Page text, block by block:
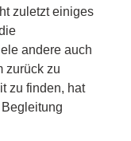
zuletzt einiges
andere auch
zurück zu
zu finden, hat